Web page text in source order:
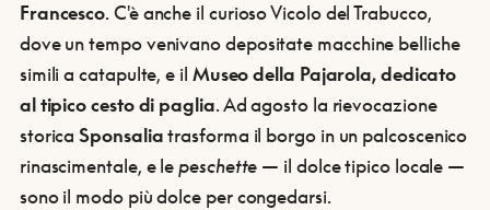
Francesco. C'è anche il curioso Vicolo del Trabucco,
dove un tempo venivano depositate macchine belliche
simili a catapulte, e il Museo della Pajarola, dedicato
al tipico cesto di paglia. Ad agosto la rievocazione
storicaSponsaliatrasforma il borgo in un palcoscenico
rinascimentale, e lepeschette — il dolce tipico locale —
sono il modo più dolce per congedarsi.